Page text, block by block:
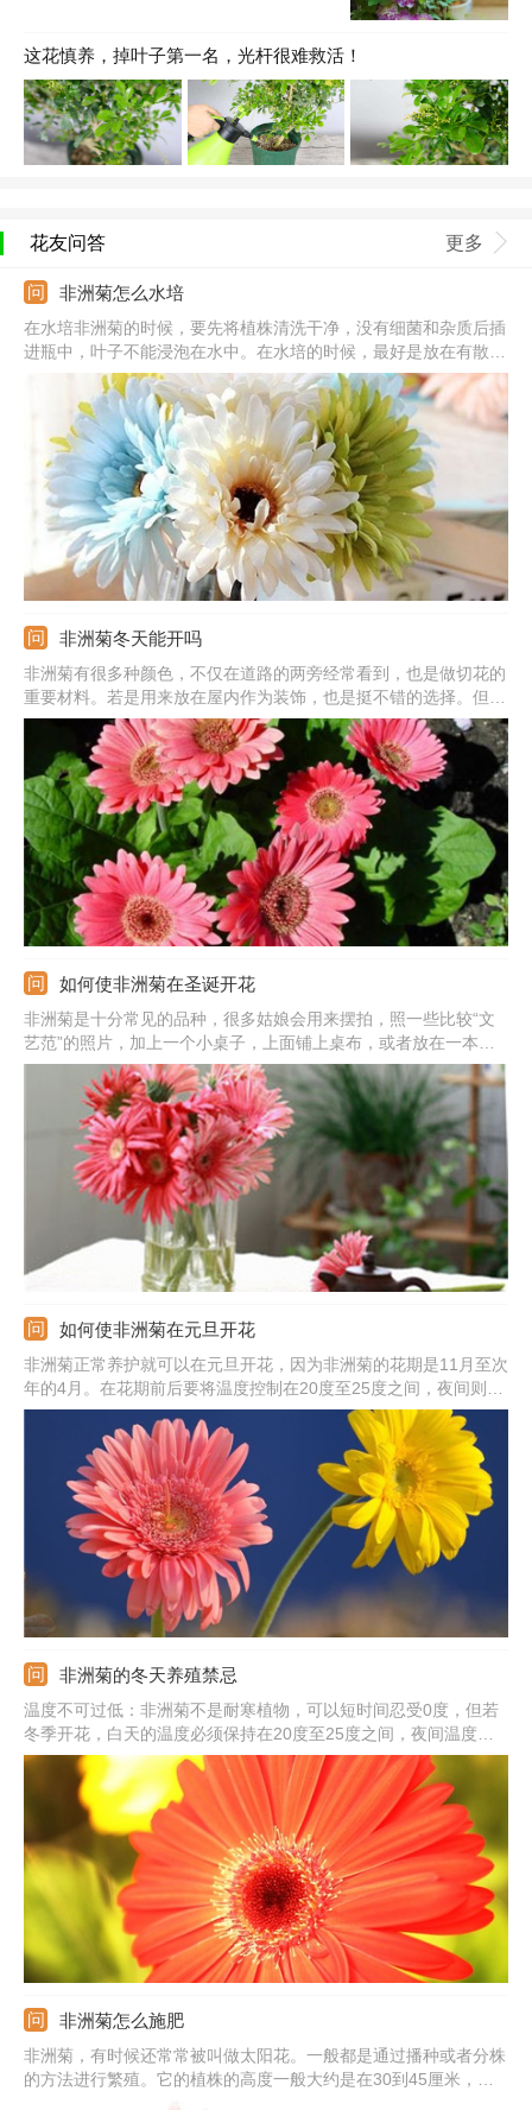
这花慎养，掉叶子第一名，光杆很难救活！
花友问答 更多
非洲菊怎么水培
在水培非洲菊的时候，要先将植株清洗干净，没有细菌和杂质后插
进瓶中，叶子不能浸泡在水中。在水培的时候，最好是放在有散射
太阳光的地方养护，并且及时换水。在换水的同时，要适当清洗容
器的内壁，以及植株的根系，发现腐烂的后要用消毒的剪刀剪除。
非洲菊冬天能开吗
非洲菊有很多种颜色，不仅在道路的两旁经常看到，也是做切花的
重要材料。若是用来放在屋内作为装饰，也是挺不错的选择。但是
到了温度比较低的时间，这种花还能开吗？冬天的时候会不会凋落
呢？很多还没有尝试种植这种花的朋友会遇到这样的问题，小编也
是特意去找了一下答案，来看看吧。
如何使非洲菊在圣诞开花
非洲菊是十分常见的品种，很多姑娘会用来摆拍，照一些比较“文
艺范”的照片，加上一个小桌子，上面铺上桌布，或者放在一本书
上面，分分钟就是一部文艺大片啊！但是自己家有种植这种花的
话，一定不会舍得把它们摘下来摆拍的，不过有一个清新一点的花
盆，整盆来做造型摆拍也是不错的选择啊，那么它们到底什么时候
会开呢？来看看吧。
如何使非洲菊在元旦开花
非洲菊正常养护就可以在元旦开花，因为非洲菊的花期是11月至次
年的4月。在花期前后要将温度控制在20度至25度之间，夜间则要
保持在16度左右；保证充足的通风条件，冬季气温低，最好是多接
受光照，不容要随意移动，避免落蕾。
非洲菊的冬天养殖禁忌
温度不可过低：非洲菊不是耐寒植物，可以短时间忍受0度，但若
冬季开花，白天的温度必须保持在20度至25度之间，夜间温度必
须保持在15度以上。不能缺光：它本身就是喜光的植物，除了夏季
强光外，其它季节都要全日照养护。不要盲目浇水：不可使盆土过
干，进入休眠时则要减少浇水，或是淋一点水即可。
非洲菊怎么施肥
非洲菊，有时候还常常被叫做太阳花。一般都是通过播种或者分株
的方法进行繁殖。它的植株的高度一般大约是在30到45厘米，根